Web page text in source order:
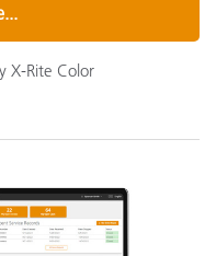
X-Rite Color